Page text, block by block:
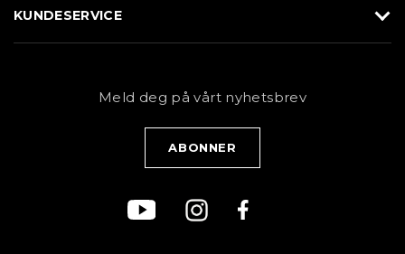
Løp
Sykkel
KUNDESERVICE
PersonvernerklæringMeld deg på vårt nyhetsbrev